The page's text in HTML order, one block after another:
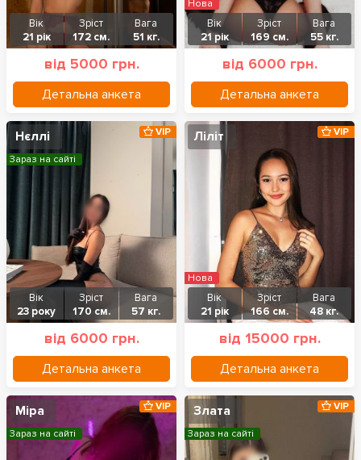
Вік
21 рік
Зріст
172 см.
Вага
51 кг.
від 5000 грн.
Детальна анкета
Вік
21 рік
Зріст
169 см.
Вага
55 кг.
від 6000 грн.
Детальна анкета
Нова
Нєллі
Вік
23 року
Зріст
170 см.
Вага
57 кг.
від 6000 грн.
Детальна анкета
VIP
Зараз на сайті
Ліліт
Вік
21 рік
Зріст
166 см.
Вага
48 кг.
від 15000 грн.
Детальна анкета
VIP
Нова
Міра VIP
Зараз на сайті
Злата VIP
Зараз на сайті